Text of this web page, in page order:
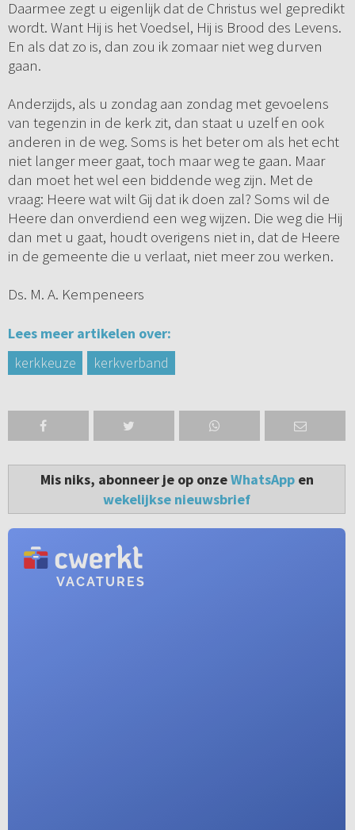
Daarmee zegt u eigenlijk dat de Christus wel gepredikt
wordt. Want Hij is het Voedsel, Hij is Brood des Levens.
En als dat zo is, dan zou ik zomaar niet weg durven
gaan.
Anderzijds, als u zondag aan zondag met gevoelens
van tegenzin in de kerk zit, dan staat u uzelf en ook
anderen in de weg. Soms is het beter om als het echt
niet langer meer gaat, toch maar weg te gaan. Maar
dan moet het wel een biddende weg zijn. Met de
vraag: Heere wat wilt Gij dat ik doen zal? Soms wil de
Heere dan onverdiend een weg wijzen. Die weg die Hij
dan met u gaat, houdt overigens niet in, dat de Heere
in de gemeente die u verlaat, niet meer zou werken.
Ds. M. A. Kempeneers
Lees meer artikelen over:
kerkkeuze
kerkverband
Mis niks, abonneer je op onzeWhatsAppen
wekelijkse nieuwsbrief